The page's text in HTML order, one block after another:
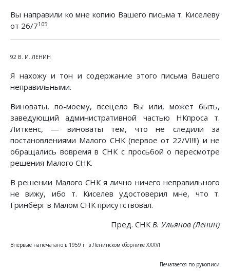
Вы направили ко мне копию Вашего письма т. Киселеву
от 26/7105.
92 В. И. ЛЕНИН
Я нахожу и тон и содержание этого письма Вашего
неправильными.
Виноваты, по-моему, всецело Вы или, может быть,
заведующий административной частью НКпроса т.
Литкенс, — виноваты тем, что не следили за
постановлениями Малого СНК (первое от 22/VI!!!) и не
обращались вовремя в СНК с просьбой о пересмотре
решения Малого СНК.
В решении Малого СНК я лично ничего неправильного
не вижу, ибо т. Киселев удостоверил мне, что т.
Гринберг в Малом СНК присутствовал.
Пред. СНКВ. Ульянов (Ленин)
Впервые напечатано в 1959 г. в Ленинском сборнике XXXVI
Печатается по рукописи